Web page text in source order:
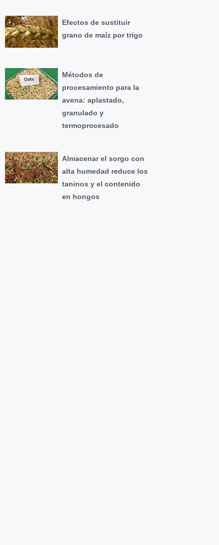
Efectos de sustituir
grano de maíz por trigo
Métodos de
procesamiento para la
avena: aplastado,
granulado y
termoprocesado
Almacenar el sorgo con
alta humedad reduce los
taninos y el contenido
en hongos